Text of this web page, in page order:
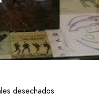
desechados